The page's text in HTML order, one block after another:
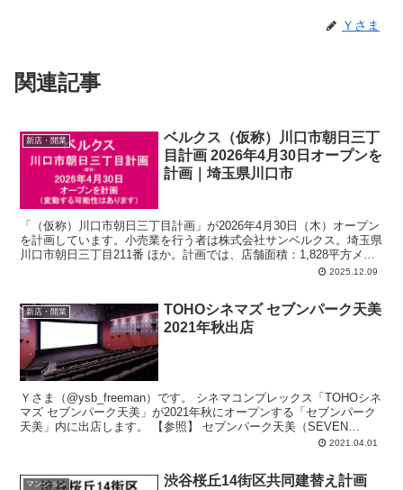
Ｙさま
関連記事
新店・開業
ベルクス（仮称）川口市朝日三丁
目計画 2026年4月30日オープンを
計画｜埼玉県川口市
「（仮称）川口市朝日三丁目計画」が2026年4月30日（木）オープン
を計画しています。小売業を行う者は株式会社サンベルクス。埼玉県
川口市朝日三丁目211番 ほか。計画では、店舗面積：1,828平方メー
トル、駐車場：76台、駐輪場：53台、営業時間：午前9時00分-午後
2025.12.09
新店・開業
TOHOシネマズ セブンパーク天美
2021年秋出店
Ｙさま（@ysb_freeman）です。 シネマコンプレックス「TOHOシネ
マズ セブンパーク天美」が2021年秋にオープンする「セブンパーク
天美」内に出店します。 【参照】 セブンパーク天美（SEVEN
2021.04.01
マンション
渋谷桜丘14街区共同建替え計画